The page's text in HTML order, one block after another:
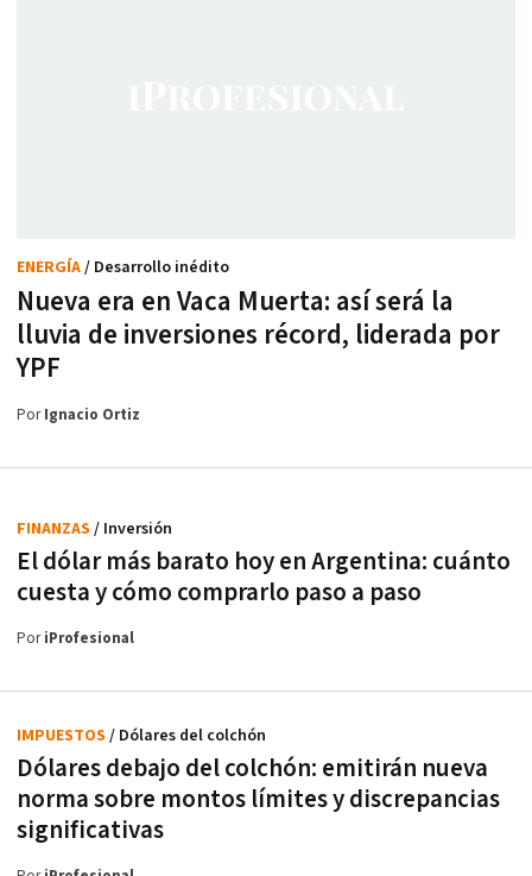
Nueva era en Vaca Muerta: así será la
lluvia de inversiones récord, liderada por
YPF
ENERGÍA/ Desarrollo inédito
PorIgnacio Ortiz
El dólar más barato hoy en Argentina: cuánto
cuesta y cómo comprarlo paso a paso
FINANZAS / Inversión
PoriProfesional
Dólares debajo del colchón: emitirán nueva
norma sobre montos límites y discrepancias
significativas
IMPUESTOS / Dólares del colchón